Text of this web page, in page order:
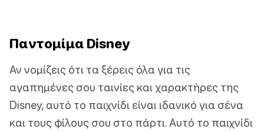
Παντομίμα Disney
Αν νομίζεις ότι τα ξέρεις όλα για τις
αγαπημένες σου ταινίες και χαρακτήρες της
Disney, αυτό το παιχνίδι είναι ιδανικό για σένα
και τους φίλους σου στο πάρτι. Αυτό το παιχνίδι